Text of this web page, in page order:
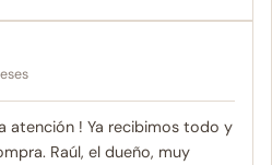
atención ! Ya recibimos todo y
Raúl, el dueño, muy